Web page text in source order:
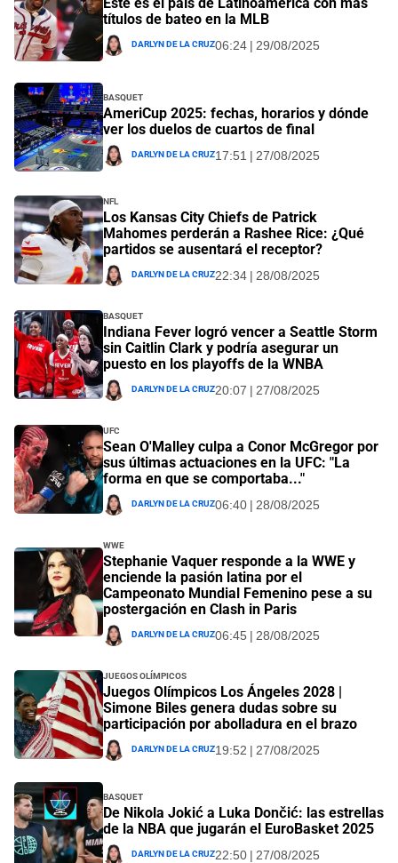
títulos de bateo en la MLB
Darlyn De La Cruz06:24 | 29/08/2025
Basquet
AmeriCup 2025: fechas, horarios y dónde
ver los duelos de cuartos de final
Darlyn De La Cruz17:51 | 27/08/2025
NFL
Los Kansas City Chiefs de Patrick
Mahomes perderán a Rashee Rice: ¿Qué
partidos se ausentará el receptor?
Darlyn De La Cruz22:34 | 28/08/2025
Basquet
Indiana Fever logró vencer a Seattle Storm
sin Caitlin Clark y podría asegurar un
puesto en los playoffs de la WNBA
Darlyn De La Cruz20:07 | 27/08/2025
UFC
Sean O'Malley culpa a Conor McGregor por
sus últimas actuaciones en la UFC: "La
forma en que se comportaba..."
Darlyn De La Cruz06:40 | 28/08/2025
WWE
Stephanie Vaquer responde a la WWE y
enciende la pasión latina por el
Campeonato Mundial Femenino pese a su
postergación en Clash in Paris
Darlyn De La Cruz06:45 | 28/08/2025
Juegos Olímpicos
Juegos Olímpicos Los Ángeles 2028 |
Simone Biles genera dudas sobre su
participación por abolladura en el brazo
Darlyn De La Cruz19:52 | 27/08/2025
Basquet
De Nikola Jokić a Luka Dončić: las estrellas
de la NBA que jugarán el EuroBasket 2025
Darlyn De La Cruz22:50 | 27/08/2025